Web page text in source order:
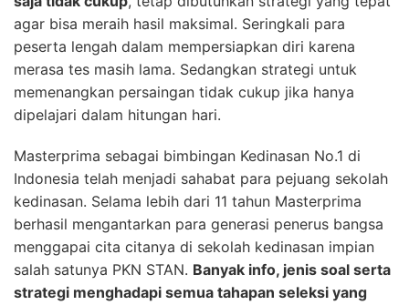
agar bisa meraih hasil maksimal. Seringkali para
peserta lengah dalam mempersiapkan diri karena
merasa tes masih lama. Sedangkan strategi untuk
memenangkan persaingan tidak cukup jika hanya
dipelajari dalam hitungan hari.
Masterprima sebagai bimbingan Kedinasan No.1 di
Indonesia telah menjadi sahabat para pejuang sekolah
kedinasan. Selama lebih dari 11 tahun Masterprima
berhasil mengantarkan para generasi penerus bangsa
menggapai cita citanya di sekolah kedinasan impian
salah satunya PKN STAN. Banyak info, jenis soal serta
strategi menghadapi semua tahapan seleksi yang